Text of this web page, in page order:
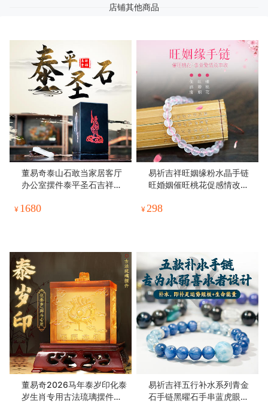
店铺其他商品
董易奇泰山石敢当家居客厅
办公室摆件泰平圣石吉祥物
¥ 1680
易祈吉祥旺姻缘粉水晶手链
旺婚姻催旺桃花促感情改善
¥ 298
董易奇2026马年泰岁印化泰
岁生肖专用古法琉璃摆件吉
易祈吉祥五行补水系列青金
石手链黑曜石手串蓝虎眼海